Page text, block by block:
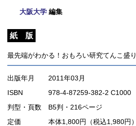
大阪大学 編集
紙 版
最先端がわかる！おもろい研究てんこ盛り
出版年月
2011年03月
ISBN
978-4-87259-382-2 C1000
判型・頁数 B5判・216ページ
定価
本体1,800円（税込1,980円）